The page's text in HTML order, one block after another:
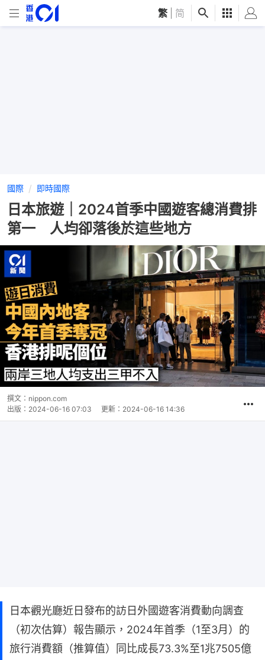
繁 简
國際 即時國際
日本旅遊｜2024首季中國遊客總消費排
第一 人均卻落後於這些地方
撰文： nippon.com
出版： 2024-06-16 07:03 更新： 2024-06-16 14:36
日本觀光廳近日發布的訪日外國遊客消費動向調查
（初次估算）報告顯示，2024年首季（1至3月）的
旅行消費額（推算值）同比成長73.3%至1兆7505億